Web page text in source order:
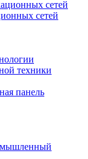
сетей
техники
панель